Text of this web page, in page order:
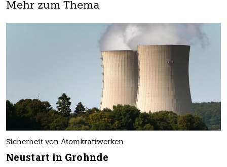
Mehr zum Thema
Sicherheit von Atomkraftwerken
Neustart in Grohnde